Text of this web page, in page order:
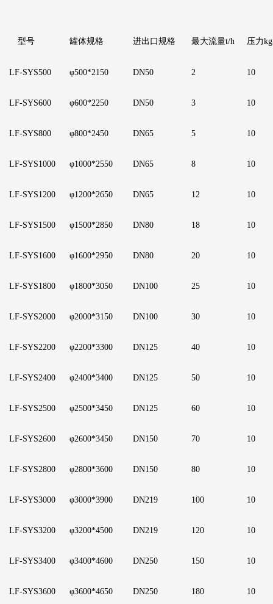
型号 罐体规格 进出口规格 最大流量t/h 压力kg
LF-SYS500 φ500*2150 DN50 2 10
LF-SYS600 φ600*2250 DN50 3 10
LF-SYS800 φ800*2450 DN65 5 10
LF-SYS1000 φ1000*2550 DN65 8 10
LF-SYS1200 φ1200*2650 DN65 12 10
LF-SYS1500 φ1500*2850 DN80 18 10
LF-SYS1600 φ1600*2950 DN80 20 10
LF-SYS1800 φ1800*3050 DN100 25 10
LF-SYS2000 φ2000*3150 DN100 30 10
LF-SYS2200 φ2200*3300 DN125 40 10
LF-SYS2400 φ2400*3400 DN125 50 10
LF-SYS2500 φ2500*3450 DN125 60 10
LF-SYS2600 φ2600*3450 DN150 70 10
LF-SYS2800 φ2800*3600 DN150 80 10
LF-SYS3000 φ3000*3900 DN219 100 10
LF-SYS3200 φ3200*4500 DN219 120 10
LF-SYS3400 φ3400*4600 DN250 150 10
LF-SYS3600 φ3600*4650 DN250 180 10